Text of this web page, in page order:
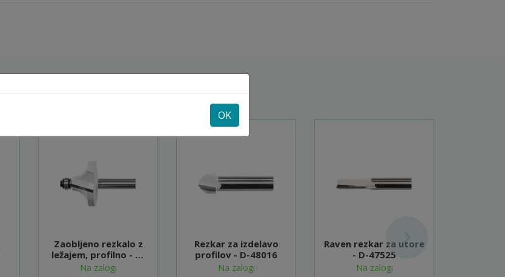
Zaobljeno rezkalo z
ležajem, profilno - D-
48549
Na zalogi
Rezkar za izdelavo
profilov - D-48016
Na zalogi
Raven rezkar za utore
- D-47525
Na zalogi
OK